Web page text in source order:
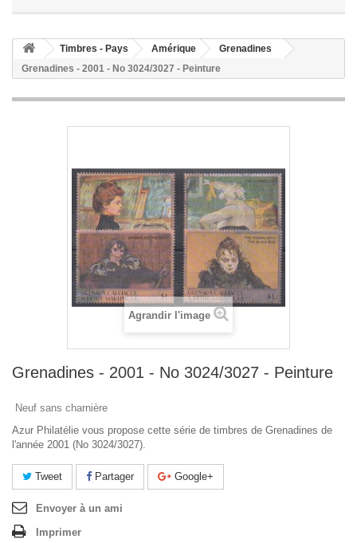
Timbres - Pays Amérique
Grenadines
Grenadines - 2001 - No 3024/3027 - Peinture
Agrandir l'image
Grenadines - 2001 - No 3024/3027 - Peinture
Neuf sans charnière
Azur Philatélie vous propose cette série de timbres de Grenadines de
l'année 2001 (No 3024/3027).
Tweet Partager Google+
Envoyer à un ami
Imprimer